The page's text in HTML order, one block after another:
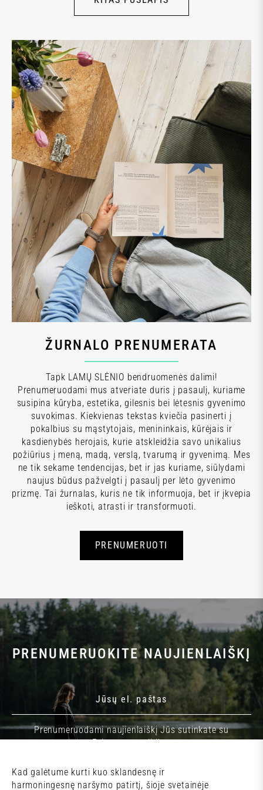
Kad galėtume kurti kuo sklandesnę ir
harmoningesnę naršymo patirtį, šioje svetainėje
ŽURNALO PRENUMERATA
Tapk LAMŲ SLĖNIO bendruomenės dalimi!
Prenumeruodami mus atveriate duris į pasaulį, kuriame
susipina kūryba, estetika, gilesnis bei lėtesnis gyvenimo
suvokimas. Kiekvienas tekstas kviečia pasinerti į
pokalbius su mąstytojais, menininkais, kūrėjais ir
kasdienybės herojais, kurie atskleidžia savo unikalius
požiūrius į meną, madą, verslą, tvarumą ir gyvenimą. Mes
ne tik sekame tendencijas, bet ir jas kuriame, siūlydami
naujus būdus pažvelgti į pasaulį per lėto gyvenimo
prizmę. Tai žurnalas, kuris ne tik informuoja, bet ir įkvepia
ieškoti, atrasti ir transformuoti.
PRENUMERUOTI
PRENUMERUOKITE NAUJIENLAIŠKĮ
Prenumeruodami naujienlaiškį Jūs sutinkate su
Privatumo politika.
PRENUMERUOTI